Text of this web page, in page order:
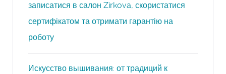
записатися в салон Zirkova, скористатися
сертифікатом та отримати гарантію на
роботу
Искусство вышивания: от традиций к